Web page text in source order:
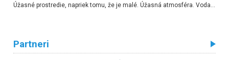
Úžasné prostredie, napriek tomu, že je malé. Úžasná atmosféra. Voda fantastická a nádherná. Ľudí je pomerne veľa, ale su mili a ohľaduplní. Je veľmi zaujímavé sledovať, ako dokážu spolu športovať cudzí ľudia a bez ohľadu na vek. Vládne tu pohoda. Vnuka neviem dostať z vody. Ďakujem za krásny deň . Urcite sa sem vrátim. Jediný problém je s parkovaním, ale aj ten sa mi podarilo vyriešiť. Monika Bratislava
Partneri